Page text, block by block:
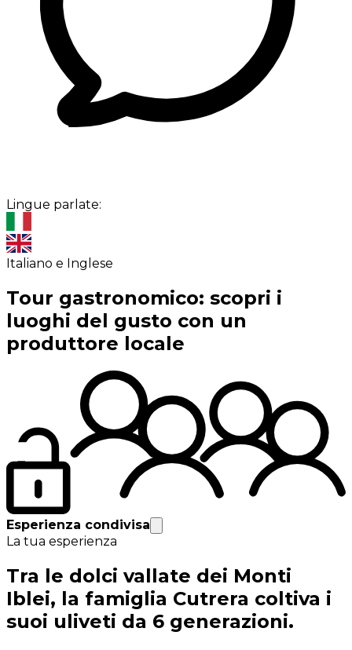
Lingue parlate:
Italiano e Inglese
Tour gastronomico: scopri i
luoghi del gusto con un
produttore locale
Esperienza condivisa
La tua esperienza
Tra le dolci vallate dei Monti
Iblei, la famiglia Cutrera coltiva i
suoi uliveti da 6 generazioni.